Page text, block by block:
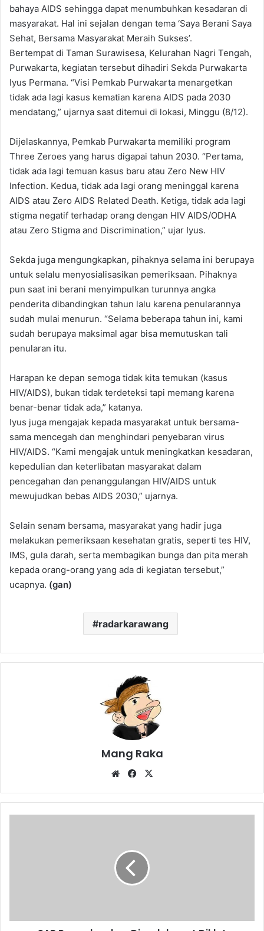
bahaya AIDS sehingga dapat menumbuhkan kesadaran di
masyarakat. Hal ini sejalan dengan tema ‘Saya Berani Saya
Sehat, Bersama Masyarakat Meraih Sukses’.
Bertempat di Taman Surawisesa, Kelurahan Nagri Tengah,
Purwakarta, kegiatan tersebut dihadiri Sekda Purwakarta
Iyus Permana. “Visi Pemkab Purwakarta menargetkan
tidak ada lagi kasus kematian karena AIDS pada 2030
mendatang,” ujarnya saat ditemui di lokasi, Minggu (8/12).
Dijelaskannya, Pemkab Purwakarta memiliki program
Three Zeroes yang harus digapai tahun 2030. “Pertama,
tidak ada lagi temuan kasus baru atau Zero New HIV
Infection. Kedua, tidak ada lagi orang meninggal karena
AIDS atau Zero AIDS Related Death. Ketiga, tidak ada lagi
stigma negatif terhadap orang dengan HIV AIDS/ODHA
atau Zero Stigma and Discrimination,” ujar Iyus.
Sekda juga mengungkapkan, pihaknya selama ini berupaya
untuk selalu menyosialisasikan pemeriksaan. Pihaknya
pun saat ini berani menyimpulkan turunnya angka
penderita dibandingkan tahun lalu karena penularannya
sudah mulai menurun. “Selama beberapa tahun ini, kami
sudah berupaya maksimal agar bisa memutuskan tali
penularan itu.
Harapan ke depan semoga tidak kita temukan (kasus
HIV/AIDS), bukan tidak terdeteksi tapi memang karena
benar-benar tidak ada,” katanya.
Iyus juga mengajak kepada masyarakat untuk bersama-
sama mencegah dan menghindari penyebaran virus
HIV/AIDS. “Kami mengajak untuk meningkatkan kesadaran,
kepedulian dan keterlibatan masyarakat dalam
pencegahan dan penanggulangan HIV/AIDS untuk
mewujudkan bebas AIDS 2030,” ujarnya.
Selain senam bersama, masyarakat yang hadir juga
melakukan pemeriksaan kesehatan gratis, seperti tes HIV,
IMS, gula darah, serta membagikan bunga dan pita merah
kepada orang-orang yang ada di kegiatan tersebut,”
ucapnya. (gan)
radarkarawang
Mang Raka
WebsiteFacebook